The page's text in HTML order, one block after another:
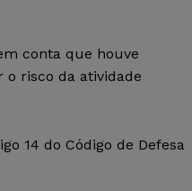
conta que houve
o risco da atividade
14 do Código de Defesa